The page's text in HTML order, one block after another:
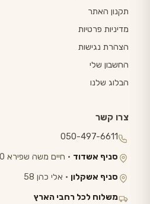
תקנון האתר
מדיניות פרטיות
הצהרת נגישות
החשבון שלי
הבלוג שלנו
צרו קשר
050-497-6611
סניף אשדוד · חיים משה שפירא 20
סניף אשקלון · אלי כהן 58
משלוח לכל רחבי הארץ